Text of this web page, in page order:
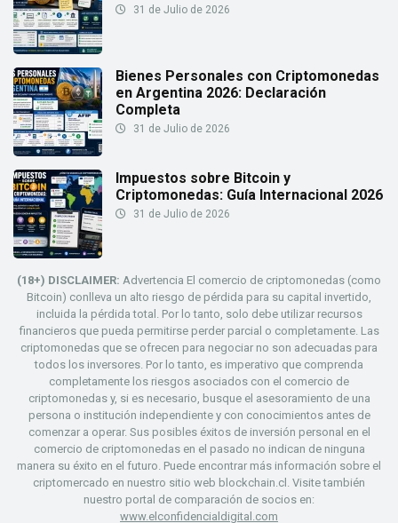
31 de Julio de 2026
Bienes Personales con Criptomonedas
en Argentina 2026: Declaración
Completa
31 de Julio de 2026
Impuestos sobre Bitcoin y
Criptomonedas: Guía Internacional 2026
31 de Julio de 2026
(18+) DISCLAIMER: Advertencia El comercio de criptomonedas (como
Bitcoin) conlleva un alto riesgo de pérdida para su capital invertido,
incluida la pérdida total. Por lo tanto, solo debe utilizar recursos
financieros que pueda permitirse perder parcial o completamente. Las
criptomonedas que se ofrecen para negociar no son adecuadas para
todos los inversores. Por lo tanto, es imperativo que comprenda
completamente los riesgos asociados con el comercio de
criptomonedas y, si es necesario, busque el asesoramiento de una
persona o institución independiente y con conocimientos antes de
comenzar a operar. Sus posibles éxitos de inversión personal en el
comercio de criptomonedas en el pasado no indican de ninguna
manera su éxito en el futuro. Puede encontrar más información sobre el
criptomercado en nuestro sitio web blockchain.cl. Visite también
nuestro portal de comparación de socios en:
www.elconfidencialdigital.com